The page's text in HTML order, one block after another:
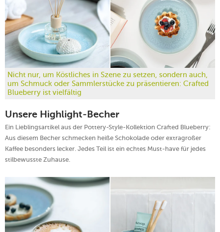
Nicht nur, um Köstliches in Szene zu setzen, sondern auch,
um Schmuck oder Sammlerstücke zu präsentieren: Crafted
Blueberry ist vielfältig
Unsere Highlight-Becher
Ein Lieblingsartikel aus der Pottery-Style-Kollektion Crafted Blueberry:
Aus diesem Becher schmecken heiße Schokolade oder extragroßer
Kaffee besonders lecker. Jedes Teil ist ein echtes Must-have für jedes
stilbewusste Zuhause.